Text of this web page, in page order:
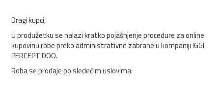
Dragi kupci,
U produžetku se nalazi kratko pojašnjenje procedure za online
kupovinu robe preko administrativne zabrane u kompaniji IGGI
PERCEPT DOO.
Roba se prodaje po sledećim uslovima: